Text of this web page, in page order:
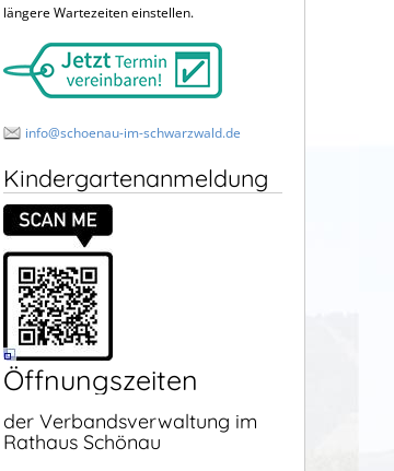
längere Wartezeiten einstellen.
info@schoenau-im-schwarzwald.de
Kindergartenanmeldung
Öffnungszeiten
der Verbandsverwaltung im
Rathaus Schönau